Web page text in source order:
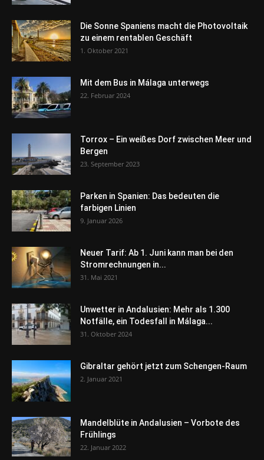
Die Sonne Spaniens macht die Photovoltaik
zu einem rentablen Geschäft
1. Oktober 2021
Mit dem Bus in Málaga unterwegs
22. Februar 2024
Torrox – Ein weißes Dorf zwischen Meer und
Bergen
23. September 2023
Parken in Spanien: Das bedeuten die
farbigen Linien
9. Januar 2026
Neuer Tarif: Ab 1. Juni kann man bei den
Stromrechnungen in...
31. Mai 2021
Unwetter in Andalusien: Mehr als 1.300
Notfälle, ein Todesfall in Málaga...
31. Oktober 2024
Gibraltar gehört jetzt zum Schengen-Raum
2. Januar 2021
Mandelblüte in Andalusien – Vorbote des
Frühlings
22. Januar 2022